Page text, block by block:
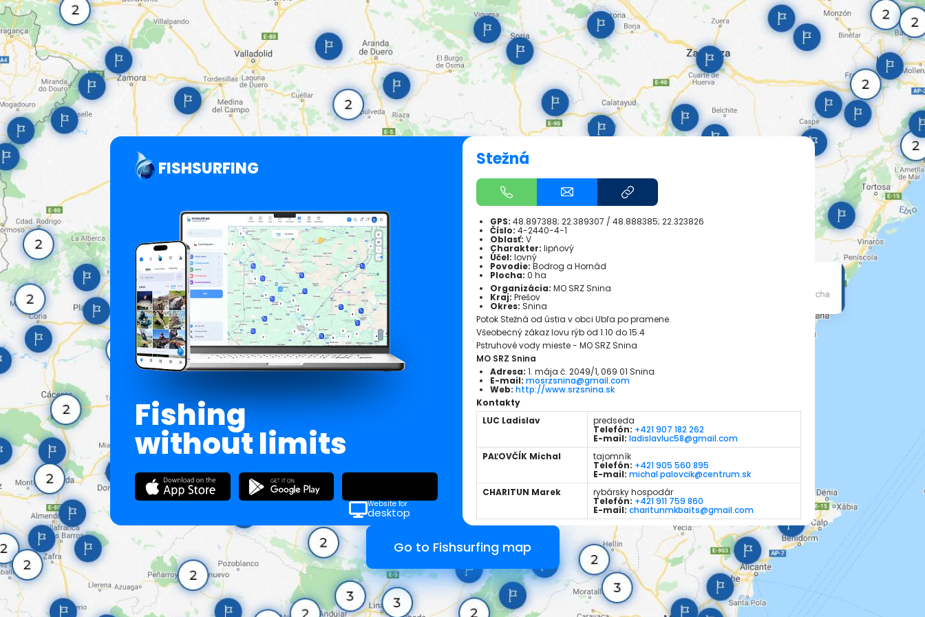
FISHSURFING
Fishing
without limits
Website for
desktop
Stežná
GPS: 48.897388; 22.389307 / 48.888385; 22.323826
Číslo: 4-2440-4-1
Oblasť: V
Charakter: lipňový
Účel: lovný
Povodie: Bodrog a Hornád
Plocha: 0 ha
Organizácia: MO SRZ Snina
Kraj: Prešov
Okres: Snina
Potok Stežná od ústia v obci Ubľa po pramene.
Všeobecný zákaz lovu rýb od 1.10 do 15.4
Pstruhové vody mieste - MO SRZ Snina
MO SRZ Snina
Adresa: 1. mája č. 2049/1, 069 01 Snina
E-mail: mosrzsnina@gmail.com
Web: http://www.srzsnina.sk
Kontakty
LUC Ladislav
predseda
Telefón: +421 907 182 262
E-mail: ladislavluc58@gmail.com
PAĽOVČÍK Michal
tajomník
Telefón: +421 905 560 895
E-mail: michal.palovcik@centrum.sk
CHARITUN Marek
rybársky hospodár
Telefón: +421 911 759 860
E-mail: charitunmkbaits@gmail.com
Nearby places:
Zbojský potok č. 1
Slovakia
Go to Fishsurfing map